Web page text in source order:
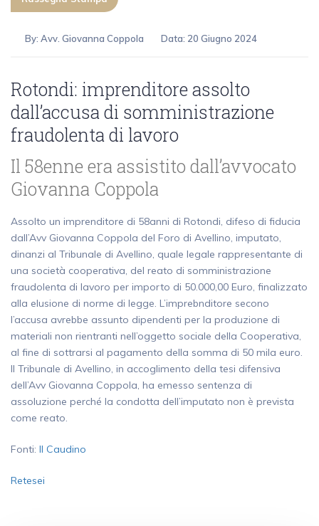
By: Avv. Giovanna Coppola Data: 20 Giugno 2024
Rotondi: imprenditore assolto
dall’accusa di somministrazione
fraudolenta di lavoro
Il 58enne era assistito dall’avvocato
Giovanna Coppola
Assolto un imprenditore di 58anni di Rotondi, difeso di fiducia
dall’Avv Giovanna Coppola del Foro di Avellino, imputato,
dinanzi al Tribunale di Avellino, quale legale rappresentante di
una società cooperativa, del reato di somministrazione
fraudolenta di lavoro per importo di 50.000,00 Euro, finalizzato
alla elusione di norme di legge. L’imprebnditore secono
l’accusa avrebbe assunto dipendenti per la produzione di
materiali non rientranti nell’oggetto sociale della Cooperativa,
al fine di sottrarsi al pagamento della somma di 50 mila euro.
Il Tribunale di Avellino, in accoglimento della tesi difensiva
dell’Avv Giovanna Coppola, ha emesso sentenza di
assoluzione perché la condotta dell’imputato non è prevista
come reato.
Fonti: Il Caudino
Retesei